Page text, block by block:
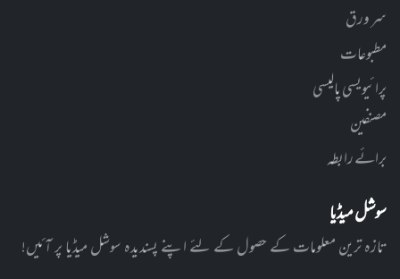
سر ورق
مطبوعات
پرائیویسی پالیسی
مصنفین
برائے رابطہ
سوشل میڈیا
تازہ ترین معلومات کے حصول کے لئے اپنے پسندیدہ سوشل میڈیا پر آئیں!